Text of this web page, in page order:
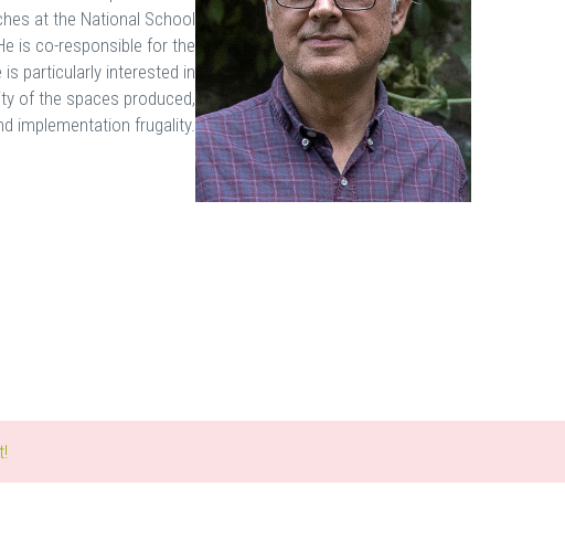
at the National School
is co-responsible for the
particularly interested in
of the spaces produced,
implementation frugality.